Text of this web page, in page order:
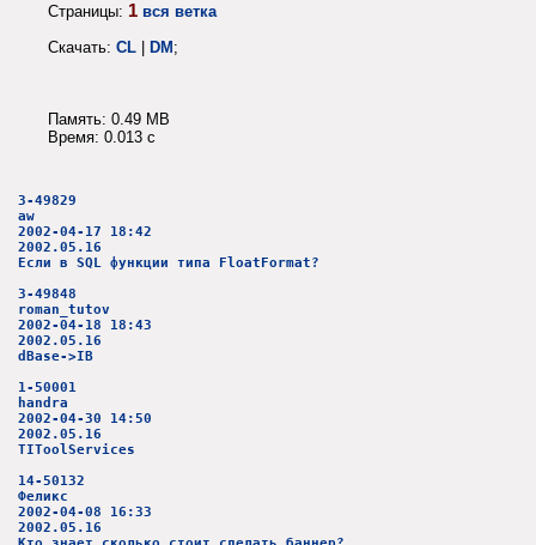
Страницы: 1 вся ветка
Скачать: CL DM ;
Память: 0.49 MB
Время: 0.013 c
3-49829
aw
2002-04-17 18:42
2002.05.16
Если в SQL функции типа FloatFormat?
3-49848
roman_tutov
2002-04-18 18:43
2002.05.16
dBase->IB
1-50001
handra
2002-04-30 14:50
2002.05.16
TIToolServices
14-50132
Феликс
2002-04-08 16:33
2002.05.16